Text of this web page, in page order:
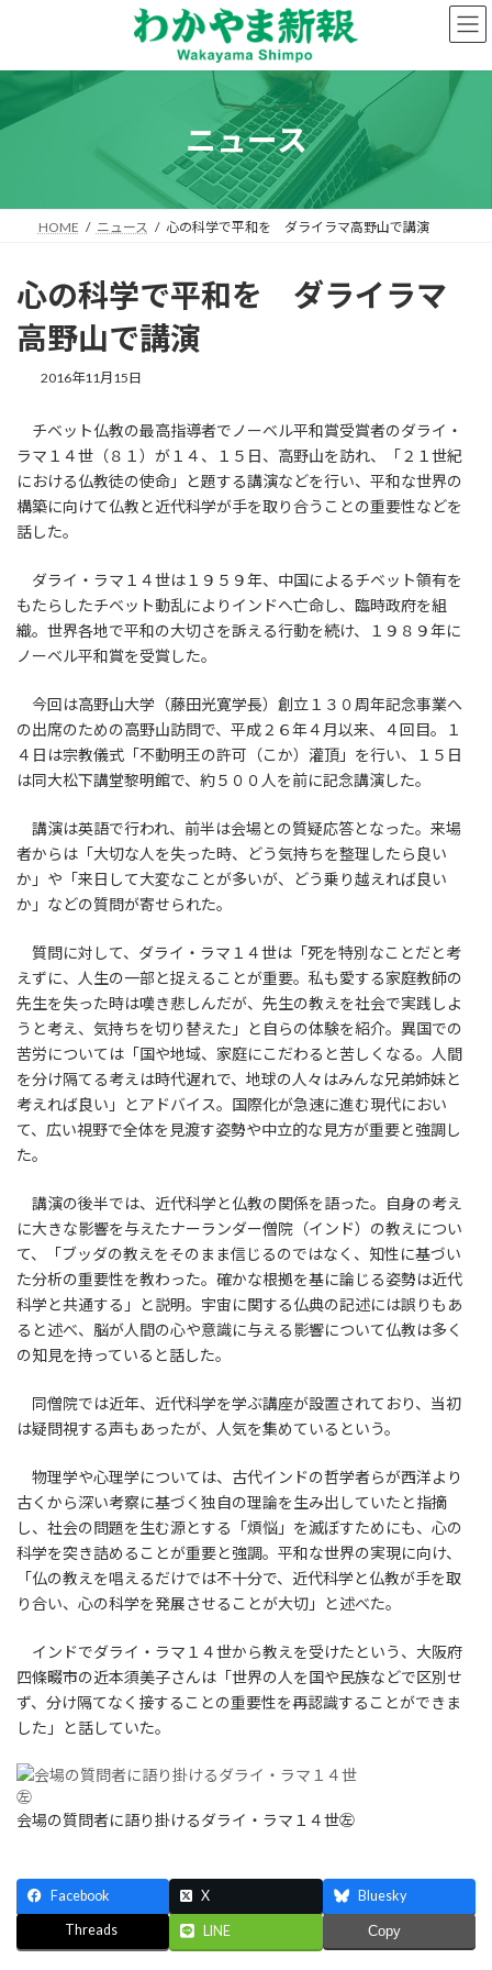
ン
へ
プ
ー
ョ
動
ニュース
HOME ニュース 心の科学で平和を ダライラマ高野山で講演
心の科学で平和を ダライラマ
高野山で講演
2016年11月15日
チベット仏教の最高指導者でノーベル平和賞受賞者のダライ・
ラマ１４世（８１）が１４、１５日、高野山を訪れ、「２１世紀
における仏教徒の使命」と題する講演などを行い、平和な世界の
構築に向けて仏教と近代科学が手を取り合うことの重要性などを
話した。
ダライ・ラマ１４世は１９５９年、中国によるチベット領有を
もたらしたチベット動乱によりインドへ亡命し、臨時政府を組
織。世界各地で平和の大切さを訴える行動を続け、１９８９年に
ノーベル平和賞を受賞した。
今回は高野山大学（藤田光寛学長）創立１３０周年記念事業へ
の出席のための高野山訪問で、平成２６年４月以来、４回目。１
４日は宗教儀式「不動明王の許可（こか）灌頂」を行い、１５日
は同大松下講堂黎明館で、約５００人を前に記念講演した。
講演は英語で行われ、前半は会場との質疑応答となった。来場
者からは「大切な人を失った時、どう気持ちを整理したら良い
か」や「来日して大変なことが多いが、どう乗り越えれば良い
か」などの質問が寄せられた。
質問に対して、ダライ・ラマ１４世は「死を特別なことだと考
えずに、人生の一部と捉えることが重要。私も愛する家庭教師の
先生を失った時は嘆き悲しんだが、先生の教えを社会で実践しよ
うと考え、気持ちを切り替えた」と自らの体験を紹介。異国での
苦労については「国や地域、家庭にこだわると苦しくなる。人間
を分け隔てる考えは時代遅れで、地球の人々はみんな兄弟姉妹と
考えれば良い」とアドバイス。国際化が急速に進む現代におい
て、広い視野で全体を見渡す姿勢や中立的な見方が重要と強調し
た。
講演の後半では、近代科学と仏教の関係を語った。自身の考え
に大きな影響を与えたナーランダー僧院（インド）の教えについ
て、「ブッダの教えをそのまま信じるのではなく、知性に基づい
た分析の重要性を教わった。確かな根拠を基に論じる姿勢は近代
科学と共通する」と説明。宇宙に関する仏典の記述には誤りもあ
ると述べ、脳が人間の心や意識に与える影響について仏教は多く
の知見を持っていると話した。
同僧院では近年、近代科学を学ぶ講座が設置されており、当初
は疑問視する声もあったが、人気を集めているという。
物理学や心理学については、古代インドの哲学者らが西洋より
古くから深い考察に基づく独自の理論を生み出していたと指摘
し、社会の問題を生む源とする「煩悩」を滅ぼすためにも、心の
科学を突き詰めることが重要と強調。平和な世界の実現に向け、
「仏の教えを唱えるだけでは不十分で、近代科学と仏教が手を取
り合い、心の科学を発展させることが大切」と述べた。
インドでダライ・ラマ１４世から教えを受けたという、大阪府
四條畷市の近本須美子さんは「世界の人を国や民族などで区別せ
ず、分け隔てなく接することの重要性を再認識することができま
した」と話していた。
会場の質問者に語り掛けるダライ・ラマ１４世㊧
Facebook X Bluesky
Threads LINE Copy